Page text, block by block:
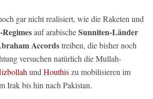
gar nicht realisiert, wie die Raketen und
auf arabischeSunniten-Länder
Accordstreiben, die bisher noch
versuchen natürlich die Mullah-
und Houthiszu mobilisieren im
Irak bis hin nach Pakistan.